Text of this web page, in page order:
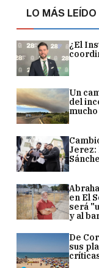
LO MÁS LEÍDO
¿El
Un
del
Jerez:
en El
será
y al
De
sus